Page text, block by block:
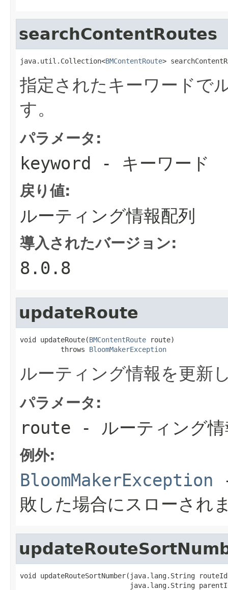
searchContentRoutes
java.util.Collection<BMContentRoute>
指定されたキーワードで
す。
パラメータ:
keyword - キーワード
戻り値:
ルーティング情報配列
導入されたバージョン:
8.0.8
updateRoute
void updateRoute(BMContentRoute route)
          throws
BloomMakerException
ルーティング情報を更新
パラメータ:
route - ルーティング情
例外:
BloomMakerException
敗した場合にスローされ
void updateRouteSortNumber(java.lang.String
java.lang.String